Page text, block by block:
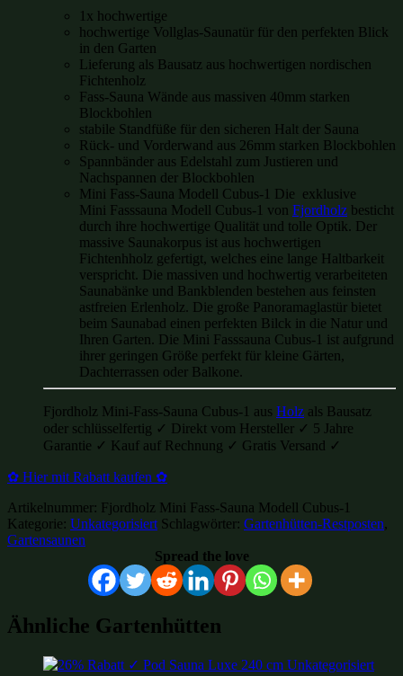
1x hochwertige
hochwertige Vollglas-Saunatür für den perfekten Blick
in den Garten
Lieferung als Bausatz aus hochwertigen nordischen
Fichtenholz
Fass-Sauna Wände aus massiven 40mm starken
Blockbohlen
stabile Standfüße für den sicheren Halt der Sauna
Rück- und Vorderwand aus 26mm starken Blockbohlen
Spannbänder aus Edelstahl zum Justieren und
Nachspannen der Blockbohlen
Mini Fass-Sauna Modell Cubus-1 Die exklusive
Mini Fasssauna Modell Cubus-1 von Fjordholz besticht
durch ihre hochwertige Qualität und tolle Optik. Der
massive Saunakorpus ist aus hochwertigen
Fichtenhholz gefertigt, welches eine lange Haltbarkeit
verspricht. Die massiven und hochwertig verarbeiteten
Saunabänke und Bankblenden bestehen aus feinsten
astfreien Erlenholz. Die große Panoramaglastür bietet
beim Saunabad einen perfekten Bilck in die Natur und
Ihren Garten. Die Mini Fasssauna Cubus-1 ist aufgrund
ihrer geringen Größe perfekt für kleine Gärten,
Dachterrassen oder Balkone.
Fjordholz Mini-Fass-Sauna Cubus-1 aus Holz als Bausatz
oder schlüsselfertig ✓ Direkt vom Hersteller ✓ 5 Jahre
Garantie ✓ Kauf auf Rechnung ✓ Gratis Versand ✓
✿ Hier mit Rabatt kaufen ✿
Artikelnummer: Fjordholz Mini Fass-Sauna Modell Cubus-1
Kategorie: Unkategorisiert Schlagwörter: Gartenhütten-Restposten,
Gartensaunen
Spread the love
Ähnliche Gartenhütten